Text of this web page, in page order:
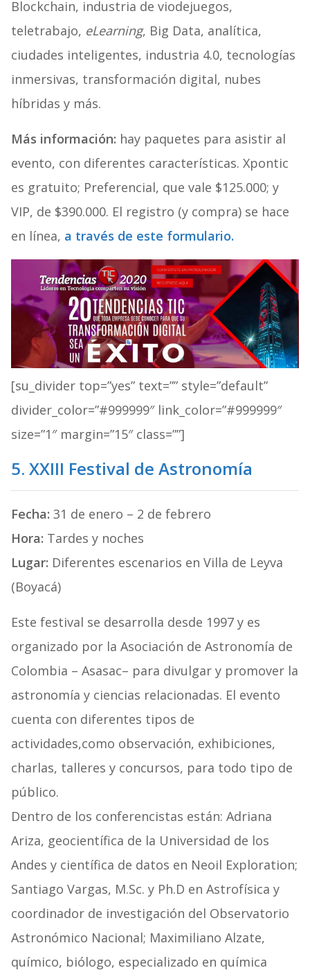
Blockchain, industria de viodejuegos,
teletrabajo, eLearning, Big Data, analítica,
ciudades inteligentes, industria 4.0, tecnologías
inmersivas, transformación digital, nubes
híbridas y más.
Más información: hay paquetes para asistir al
evento, con diferentes características. Xpontic
es gratuito; Preferencial, que vale $125.000; y
VIP, de $390.000. El registro (y compra) se hace
en línea, a través de este formulario.
[su_divider top=”yes” text=”” style=”default”
divider_color=”#999999″ link_color=”#999999″
size=”1″ margin=”15″ class=””]
5. XXIII Festival de Astronomía
Fecha: 31 de enero – 2 de febrero
Hora: Tardes y noches
Lugar: Diferentes escenarios en Villa de Leyva
(Boyacá)
Este festival se desarrolla desde 1997 y es
organizado por la Asociación de Astronomía de
Colombia – Asasac– para divulgar y promover la
astronomía y ciencias relacionadas. El evento
cuenta con diferentes tipos de
actividades,como observación, exhibiciones,
charlas, talleres y concursos, para todo tipo de
público.
Dentro de los conferencistas están: Adriana
Ariza, geocientífica de la Universidad de los
Andes y científica de datos en Neoil Exploration;
Santiago Vargas, M.Sc. y Ph.D en Astrofísica y
coordinador de investigación del Observatorio
Astronómico Nacional; Maximiliano Alzate,
químico, biólogo, especializado en química